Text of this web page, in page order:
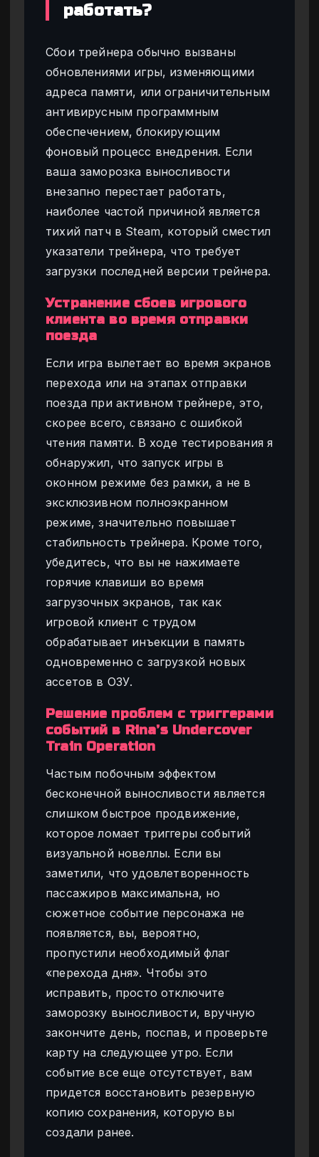
работать?
Сбои трейнера обычно вызваны
обновлениями игры, изменяющими
адреса памяти, или ограничительным
антивирусным программным
обеспечением, блокирующим
фоновый процесс внедрения. Если
ваша заморозка выносливости
внезапно перестает работать,
наиболее частой причиной является
тихий патч в Steam, который сместил
указатели трейнера, что требует
загрузки последней версии трейнера.
Устранение сбоев игрового
клиента во время отправки
поезда
Если игра вылетает во время экранов
перехода или на этапах отправки
поезда при активном трейнере, это,
скорее всего, связано с ошибкой
чтения памяти. В ходе тестирования я
обнаружил, что запуск игры в
оконном режиме без рамки, а не в
эксклюзивном полноэкранном
режиме, значительно повышает
стабильность трейнера. Кроме того,
убедитесь, что вы не нажимаете
горячие клавиши во время
загрузочных экранов, так как
игровой клиент с трудом
обрабатывает инъекции в память
одновременно с загрузкой новых
ассетов в ОЗУ.
Решение проблем с триггерами
событий в Rina’s Undercover
Train Operation
Частым побочным эффектом
бесконечной выносливости является
слишком быстрое продвижение,
которое ломает триггеры событий
визуальной новеллы. Если вы
заметили, что удовлетворенность
пассажиров максимальна, но
сюжетное событие персонажа не
появляется, вы, вероятно,
пропустили необходимый флаг
«перехода дня». Чтобы это
исправить, просто отключите
заморозку выносливости, вручную
закончите день, поспав, и проверьте
карту на следующее утро. Если
событие все еще отсутствует, вам
придется восстановить резервную
копию сохранения, которую вы
создали ранее.